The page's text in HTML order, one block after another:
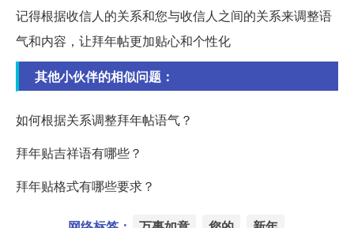
记得根据收信人的关系和您与收信人之间的关系来调整语
气和内容，让拜年帖更加贴心和个性化
其他小伙伴的相似问题：
如何根据关系调整拜年帖语气？
拜年贴吉祥语有哪些？
拜年贴格式有哪些要求？